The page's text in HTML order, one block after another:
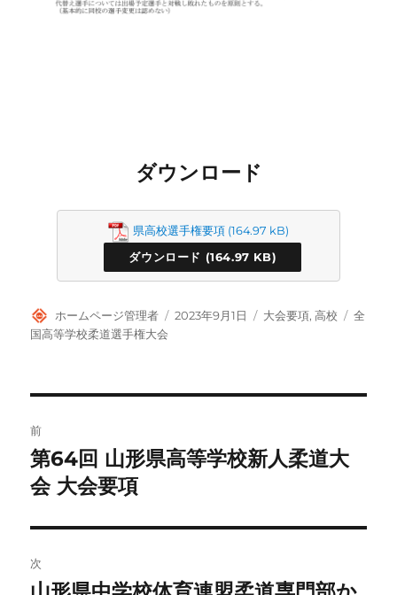
ダウンロード
県高校選手権要項
ダウンロード
投
稿
ホームページ管理者
投
2023年9月1日
カ
大会要項,高校
タ
全
国高等学校柔道選手権大会
稿
ナ
ビ
ゲ
前
前
の
稿:
第64回 山形県高等学校新人柔道大
会 大会要項
次
次